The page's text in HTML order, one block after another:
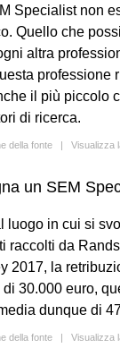
Specialist non
Quello che
altra
professione
il più piccolo
di ricerca.
della fonte | Visualizza
un SEM
luogo in cui si
raccolti da
2017, la
30.000 euro,
dunque di
della fonte | Visualizza